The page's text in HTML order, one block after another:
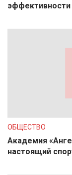
эффективности
ОБЩЕСТВО
Академия
настоящий